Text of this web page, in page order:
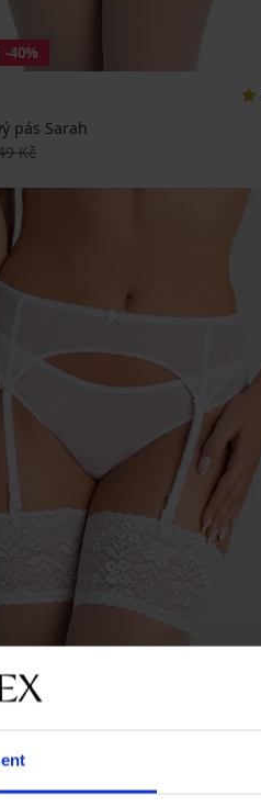
-40%
pás Sarah
cena
Kč
-40%
pás Joanna
cena
Kč